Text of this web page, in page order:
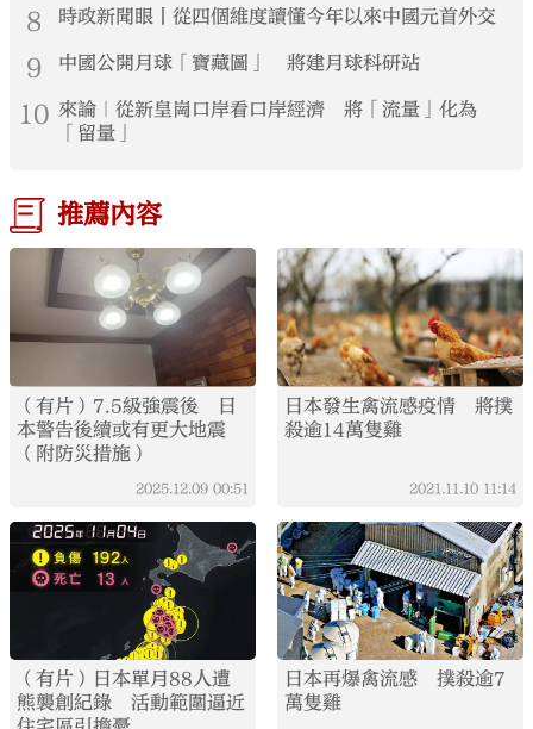
8 時政新聞眼丨從四個維度讀懂今年以來中國元首外交
9 中國公開月球「寶藏圖」 將建月球科研站
10 來論｜從新皇崗口岸看口岸經濟 將「流量」化為
「留量」
推薦內容
（有片）7.5級強震後 日
本警告後續或有更大地震
（附防災措施）
2025.12.09 00:51
日本發生禽流感疫情 將撲
殺逾14萬隻雞
2021.11.10 11:14
（有片）日本單月88人遭
熊襲創紀錄 活動範圍逼近
日本再爆禽流感 撲殺逾7
萬隻雞